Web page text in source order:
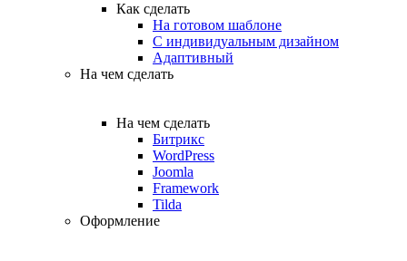
Как сделать
На готовом шаблоне
С индивидуальным дизайном
Адаптивный
На чем сделать
На чем сделать
Битрикс
WordPress
Joomla
Framework
Tilda
Оформление